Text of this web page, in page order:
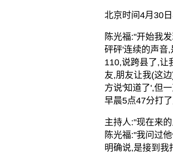
北京时间4月30
陈光福:"开始我
砰砰'连续的声音
110,说跨县了,让
友,朋友让我(这
方说'知道了',但一
早晨5点47分打
主持人:"现在来
陈光福:"我问过
明确说,是接到我